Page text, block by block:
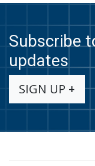
Subscribe
updates
SIGN UP +